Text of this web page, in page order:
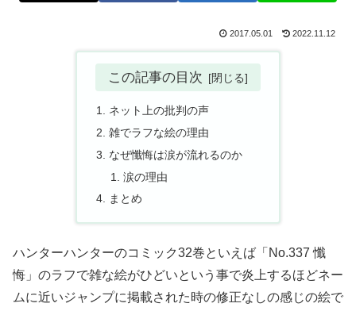
2017.05.01 2022.11.12
この記事の目次
ネット上の批判の声
雑でラフな絵の理由
なぜ懺悔は涙が流れるのか
涙の理由
まとめ
ハンターハンターのコミック32巻といえば「No.337 懺
悔」のラフで雑な絵がひどいという事で炎上するほどネー
ムに近いジャンプに掲載された時の修正なしの感じの絵で